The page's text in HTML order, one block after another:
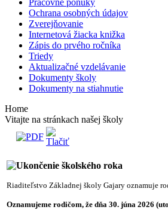
Pracovné ponuky
Ochrana osobných údajov
Zverejňovanie
Internetová žiacka knižka
Zápis do prvého ročníka
Triedy
Aktualizačné vzdelávanie
Dokumenty školy
Dokumenty na stiahnutie
Home
Vitajte na stránkach našej školy
Ukončenie školského roka
Riaditeľstvo Základnej školy Gajary oznamuje
Oznamujeme rodičom, že dňa 30. júna 2026